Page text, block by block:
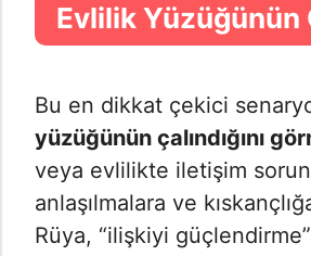
Evlilik Yüzüğünün
Bu en dikkat çekici
yüzüğünün çalındığını
veya evlilikte iletişim
anlaşılmalara ve
Rüya, “ilişkiyi güçlendirme”